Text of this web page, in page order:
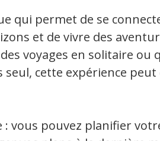
qui permet de se
et de vivre des
voyages en solitaire ou
cette expérience peut
vous pouvez planifier